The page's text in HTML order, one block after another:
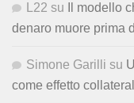
L22 su
Il modello
denaro muore prima
Simone Garilli su
come effetto